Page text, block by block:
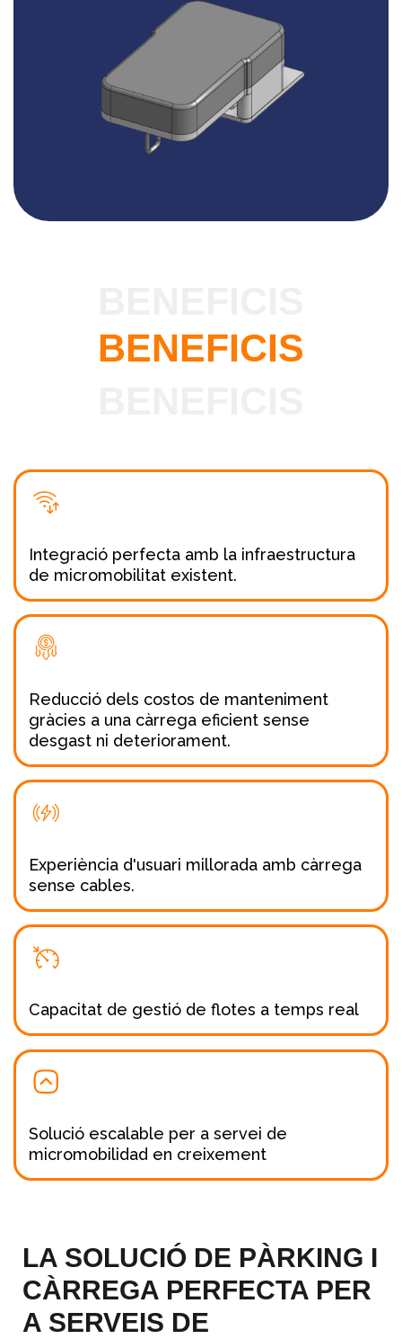
BENEFICIS
Integració perfecta amb la infraestructura
de micromobilitat existent.
Reducció dels costos de manteniment
gràcies a una càrrega eficient sense
desgast ni deteriorament.
Experiència d'usuari millorada amb càrrega
sense cables.
Capacitat de gestió de flotes a temps real
Solució escalable per a servei de
micromobilidad en creixement
LA SOLUCIÓ DE PÀRKING I
CÀRREGA PERFECTA PER
A SERVEIS DE